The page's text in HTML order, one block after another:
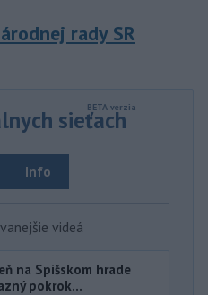
rady SR
sieťach
Info
videá
na Spišskom hrade
pokrok...